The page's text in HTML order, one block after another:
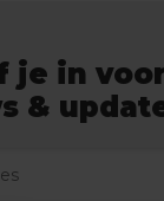
je in
&